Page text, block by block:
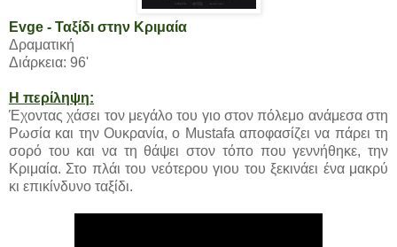
Evge - Ταξίδι στην Κριμαία
Δραματική
Διάρκεια: 96'
Η περίληψη:
Έχοντας χάσει τον μεγάλο του γιο στον πόλεμο ανάμεσα στη
Ρωσία και την Ουκρανία, ο Mustafa αποφασίζει να πάρει τη
σορό του και να τη θάψει στον τόπο που γεννήθηκε, την
Κριμαία. Στο πλάι του νεότερου γιου του ξεκινάει ένα μακρύ
κι επικίνδυνο ταξίδι.